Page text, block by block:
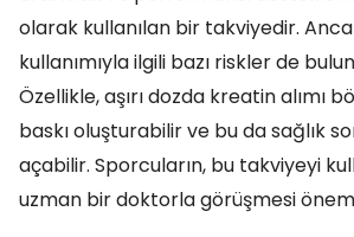
olarak kullanılan bir takviyedir.
kullanımıyla ilgili bazı riskler de
Özellikle, aşırı dozda kreatin alımı
baskı oluşturabilir ve bu da sağlık
açabilir. Sporcuların, bu takviyeyi
uzman bir doktorla görüşmesi